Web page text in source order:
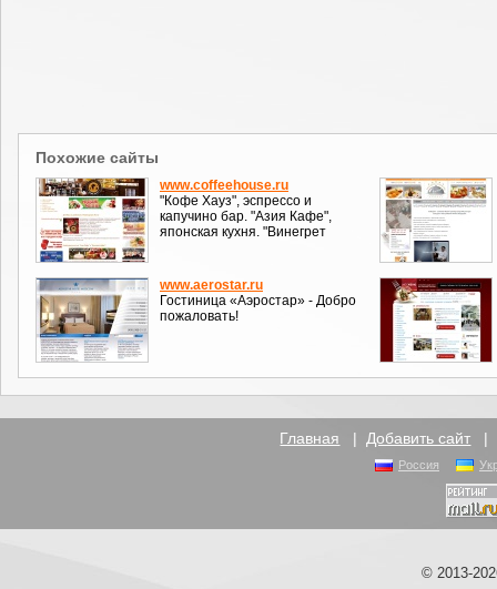
Похожие сайты
www.coffeehouse.ru
"Кофе Хауз", эспрессо и
капучино бар. "Азия Кафе",
японская кухня. "Винегрет
www.aerostar.ru
Гостиница «Аэростар» - Добро
пожаловать!
Главная | Добавить сайт |
Россия
© 2013-